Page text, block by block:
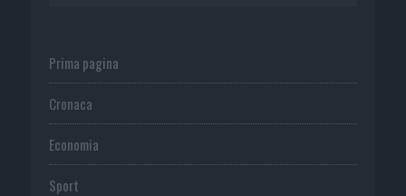
Prima pagina
Cronaca
Economia
Sport